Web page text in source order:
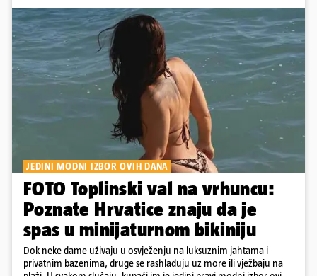
JEDINI MODNI IZBOR OVIH DANA
FOTO Toplinski val na vrhuncu:
Poznate Hrvatice znaju da je
spas u minijaturnom bikiniju
Dok neke dame uživaju u osvježenju na luksuznim jahtama i
privatnim bazenima, druge se rashlađuju uz more ili vježbaju na